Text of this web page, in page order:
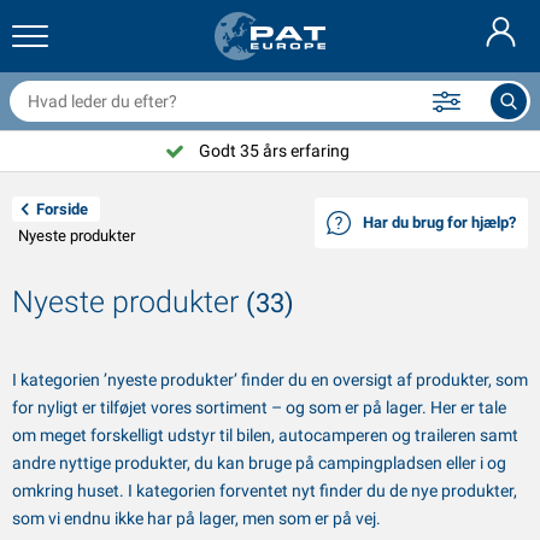
& tilbehør
udstyr til trailer
Belysning Aspöck
belysning for tilhengere
panel
indvendig
& solprodukter
& 24V tilbehør
& autocamper udvendig
& bobil invendig
til gas
tilbehør
tilbehør
og beslag
og vedligeholdelse
covers og tilbehør
Brandslukker & brandtæpper
produkter
Nederlands
Deutsch
English
Français
Norsk
Suomalainen
Godt 35 års erfaring
Forside
Nyeste produkter
Har du brug for hjælp?
Nyeste produkter (33)
I kategorien ’nyeste produkter’ finder du en oversigt af produkter, som
for nyligt er tilføjet vores sortiment – og som er på lager. Her er tale
om meget forskelligt udstyr til bilen, autocamperen og traileren samt
andre nyttige produkter, du kan bruge på campingpladsen eller i og
omkring huset. I kategorien forventet nyt finder du de nye produkter,
som vi endnu ikke har på lager, men som er på vej.